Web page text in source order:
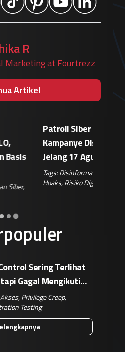
R
Marketing at Fourtrezz
Artikel
Sering Terlihat
Gagal Mengikuti
,Privilege Creep,
Testing
Jaya Netralisir
Hoaks di TikTok
Penanganan
Merek